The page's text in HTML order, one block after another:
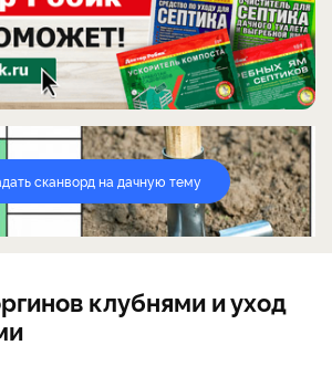
сканворд на дачную тему
клубнями и уход